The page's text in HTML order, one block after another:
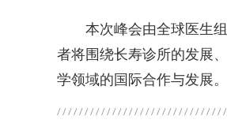
本次峰会由全球医生组
者将围绕长寿诊所的发展
学领域的国际合作与发展。